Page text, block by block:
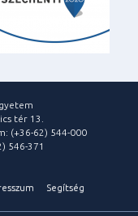
tér 13.
(+36-62) 544-000
546-371
Segítség